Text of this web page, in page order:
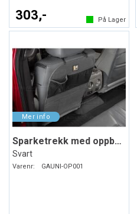
303,- På Lager
Sparketrekk med oppbevaring
Svart
Varenr: GAUNI-OP001